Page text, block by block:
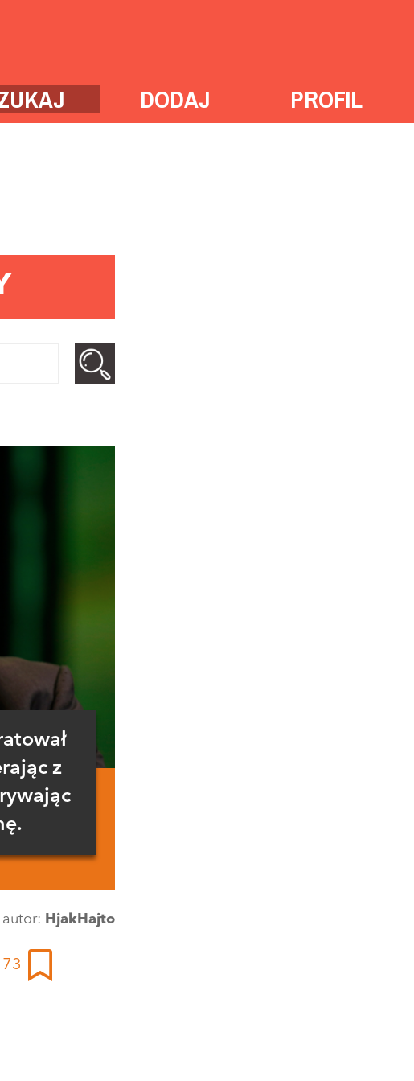
DODAJ PROFIL
z
autor: HjakHajto
73